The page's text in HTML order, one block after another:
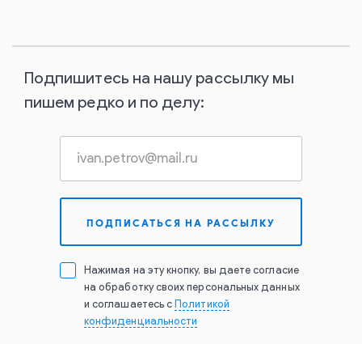
Подпишитесь на нашу рассылку мы
пишем редко и по делу:
Нажимая на эту кнопку, вы даете согласие
на обработку своих персональных данных
и соглашаетесь с Политикой
конфиденциальности